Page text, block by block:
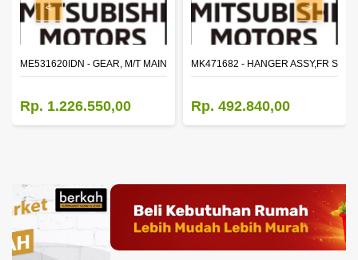
2ND SPEED (M035S5)
ME531620IDN - GEAR, M/T MAIN SHAFT REVERSE
Rp. 1.226.550,00
MK471682 - HANGER ASSY,FR
Rp. 492.840,00
< >